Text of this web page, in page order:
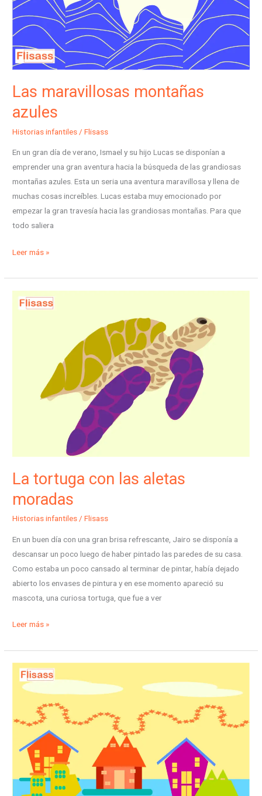
Las maravillosas montañas
azules
Historias infantiles /Flisass
En un gran día de verano, Ismael y su hijo Lucas se disponían a
emprender una gran aventura hacia la búsqueda de las grandiosas
montañas azules. Esta un seria una aventura maravillosa y llena de
muchas cosas increíbles. Lucas estaba muy emocionado por
empezar la gran travesía hacia las grandiosas montañas. Para que
todo saliera
Leer más »
La tortuga con las aletas
moradas
Historias infantiles /Flisass
En un buen día con una gran brisa refrescante, Jairo se disponía a
descansar un poco luego de haber pintado las paredes de su casa.
Como estaba un poco cansado al terminar de pintar, había dejado
abierto los envases de pintura y en ese momento apareció su
mascota, una curiosa tortuga, que fue a ver
La
tortuga
Leer más »
festival
flotantes